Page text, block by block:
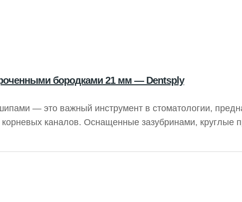
бородками 21 мм — Dentsply
— это важный инструмент в стоматологии,
каналов. Оснащенные зазубринами, круглые
для выполнения этой процедуры. Компания